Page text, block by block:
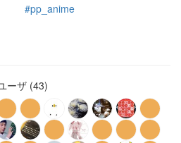
#pp_anime
ーザ (43)